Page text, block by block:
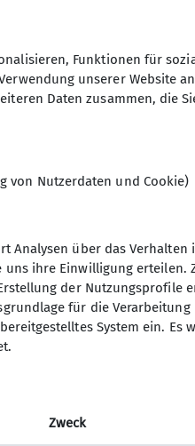
seine Qualifikation im
für den
Funktionen für
unserer Website
Daten zusammen, die
von Nutzerdaten und Cookie)
Analysen über das
ihre Einwilligung
der Nutzungsprofile
für die
System ein.
Zweck